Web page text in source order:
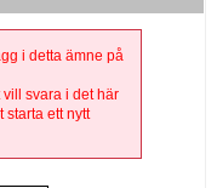
i detta ämne på
vill svara i det här
starta ett nytt